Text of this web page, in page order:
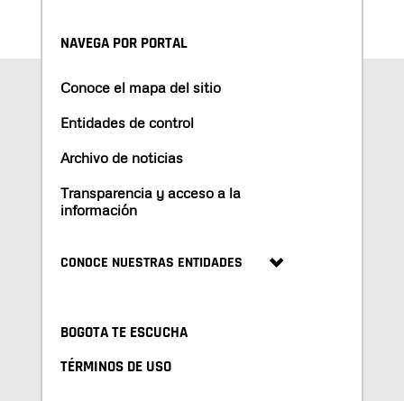
NAVEGA POR PORTAL
Conoce el mapa del sitio
Entidades de control
Archivo de noticias
Transparencia y acceso a la
información
CONOCE NUESTRAS ENTIDADES
BOGOTA TE ESCUCHA
TÉRMINOS DE USO